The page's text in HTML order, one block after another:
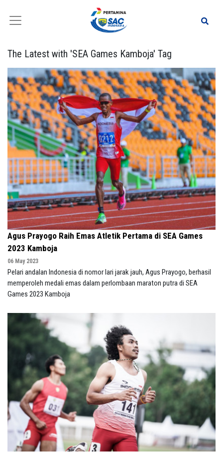
The Latest with 'SEA Games Kamboja' Tag
Agus Prayogo Raih Emas Atletik Pertama di SEA Games
2023 Kamboja
06 May 2023
Pelari andalan Indonesia di nomor lari jarak jauh, Agus Prayogo, berhasil
memperoleh medali emas dalam perlombaan maraton putra di SEA
Games 2023 Kamboja